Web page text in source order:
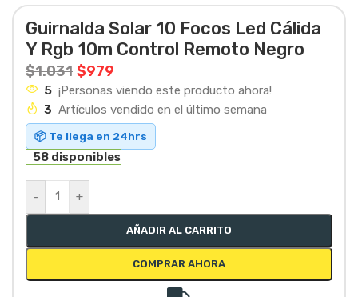
Guirnalda Solar 10 Focos Led Cálida
Y Rgb 10m Control Remoto Negro
$1.031 $979
5 ¡Personas viendo este producto ahora!
3 Artículos vendido en el último semana
📦 Te llega en 24hrs
58 disponibles
- +
AÑADIR AL CARRITO
COMPRAR AHORA